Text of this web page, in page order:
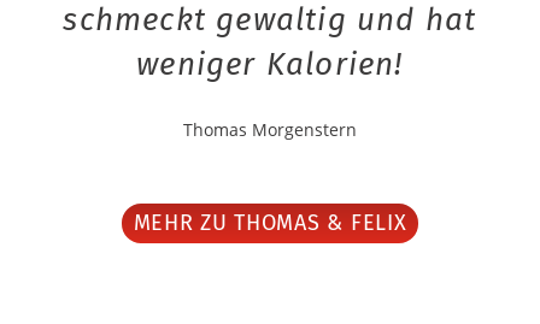
schmeckt gewaltig und hat
weniger Kalorien!
Thomas Morgenstern
MEHR ZU THOMAS & FELIX